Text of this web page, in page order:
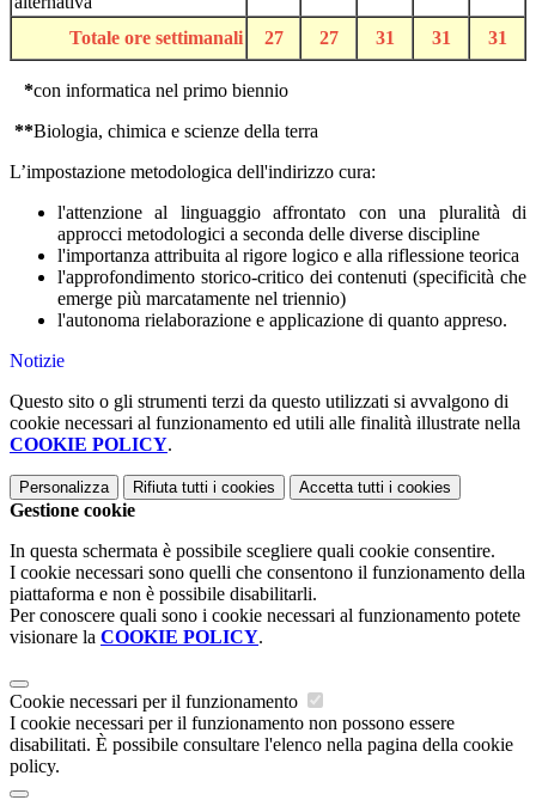
Totale ore settimanali 27 27 31 31 31
*con informatica nel primo biennio
**Biologia, chimica e scienze della terra
L’impostazione metodologica dell'indirizzo cura:
l'attenzione al linguaggio affrontato con una pluralità di
approcci metodologici a seconda delle diverse discipline
l'importanza attribuita al rigore logico e alla riflessione teorica
l'approfondimento storico-critico dei contenuti (specificità che
emerge più marcatamente nel triennio)
l'autonoma rielaborazione e applicazione di quanto appreso.
Notizie
Questo sito o gli strumenti terzi da questo utilizzati si avvalgono di
cookie necessari al funzionamento ed utili alle finalità illustrate nella
COOKIE POLICY.
Personalizza Rifiuta tutti i cookies Accetta tutti i cookies
Gestione cookie
In questa schermata è possibile scegliere quali cookie consentire.
I cookie necessari sono quelli che consentono il funzionamento della
piattaforma e non è possibile disabilitarli.
Per conoscere quali sono i cookie necessari al funzionamento potete
visionare la COOKIE POLICY.
Cookie necessari per il funzionamento
I cookie necessari per il funzionamento non possono essere
disabilitati. È possibile consultare l'elenco nella pagina della cookie
policy.